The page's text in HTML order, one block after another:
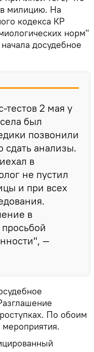
милицию. На
кодекса КР
норм"
досудебное
тестов 2 мая у
был
позвонили
сдать анализы.
в
не пустил
и при всех
в
—
По обоим